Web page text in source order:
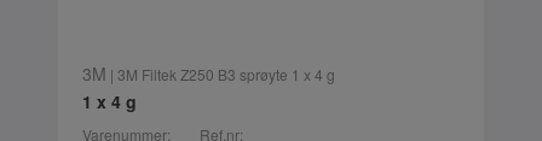
3M | 3M Filtek Z250 B3 sprøyte 1 x 4 g
1 x 4 g
Varenummer: Ref.nr: